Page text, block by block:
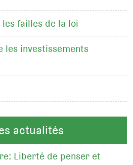
failles de la loi
les investissements
actualités
Liberté de penser et